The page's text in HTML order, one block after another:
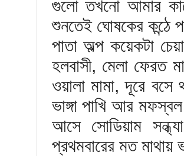
গুলো তখনো আমার
শুনতেই ঘোষকের কন্ঠে
পাতা অল্প কয়েকটা
হলবাসী, মেলা ফেরত
ওয়ালা মামা, দূরে
ভাঙ্গা পাখি আর
আসে সোডিয়াম
প্রথমবারের মত মাথায়